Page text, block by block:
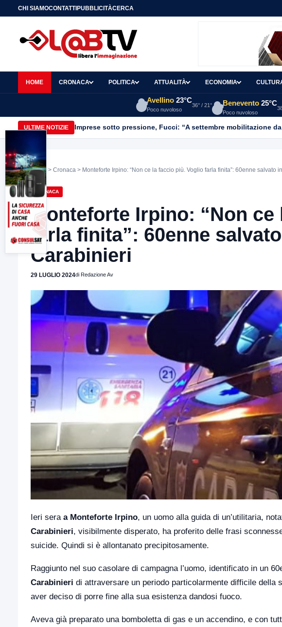
CHI SIAMOCONTATTIPUBBLICITÀCERCA
HOME CRONACA POLITICA ATTUALITÀ ECONOMIA
Avellino 23°C
Poco nuvoloso
36° / 21° Benevento 25°C
Poco nuvoloso
ULTIME NOTIZIE Imprese sotto pressione, Fucci: “A settembre mobilitazione
Home > Cronaca > Monteforte Irpino: “Non ce la faccio più. Voglio farla finita”: 60enne salvato
CRONACA
Monteforte Irpino: “Non
farla finita”: 60enne
Carabinieri
29 LUGLIO 2024di Redazione Av
Ieri sera a Monteforte Irpino, un uomo alla guida di un’utilitaria,
Carabinieri, visibilmente disperato, ha proferito delle frasi
suicide. Quindi si è allontanato precipitosamente.
Raggiunto nel suo casolare di campagna l’uomo, identificato in un
Carabinieri di attraversare un periodo particolarmente difficile
aver deciso di porre fine alla sua esistenza dandosi fuoco.
Aveva già preparato una bomboletta di gas e un accendino, e con